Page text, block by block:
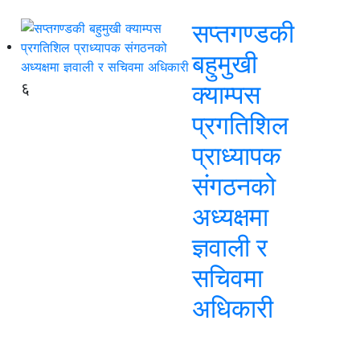
६
सप्तगण्डकी
बहुमुखी
क्याम्पस
प्रगतिशिल
प्राध्यापक
संगठनको
अध्यक्षमा
ज्ञवाली र
सचिवमा
अधिकारी